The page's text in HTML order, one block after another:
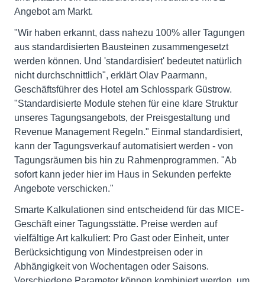
Angebot am Markt.
"Wir haben erkannt, dass nahezu 100% aller Tagungen
aus standardisierten Bausteinen zusammengesetzt
werden können. Und 'standardisiert' bedeutet natürlich
nicht durchschnittlich", erklärt Olav Paarmann,
Geschäftsführer des Hotel am Schlosspark Güstrow.
"Standardisierte Module stehen für eine klare Struktur
unseres Tagungsangebots, der Preisgestaltung und
Revenue Management Regeln." Einmal standardisiert,
kann der Tagungsverkauf automatisiert werden - von
Tagungsräumen bis hin zu Rahmenprogrammen. "Ab
sofort kann jeder hier im Haus in Sekunden perfekte
Angebote verschicken."
Smarte Kalkulationen sind entscheidend für das MICE-
Geschäft einer Tagungsstätte. Preise werden auf
vielfältige Art kalkuliert: Pro Gast oder Einheit, unter
Berücksichtigung von Mindestpreisen oder in
Abhängigkeit von Wochentagen oder Saisons.